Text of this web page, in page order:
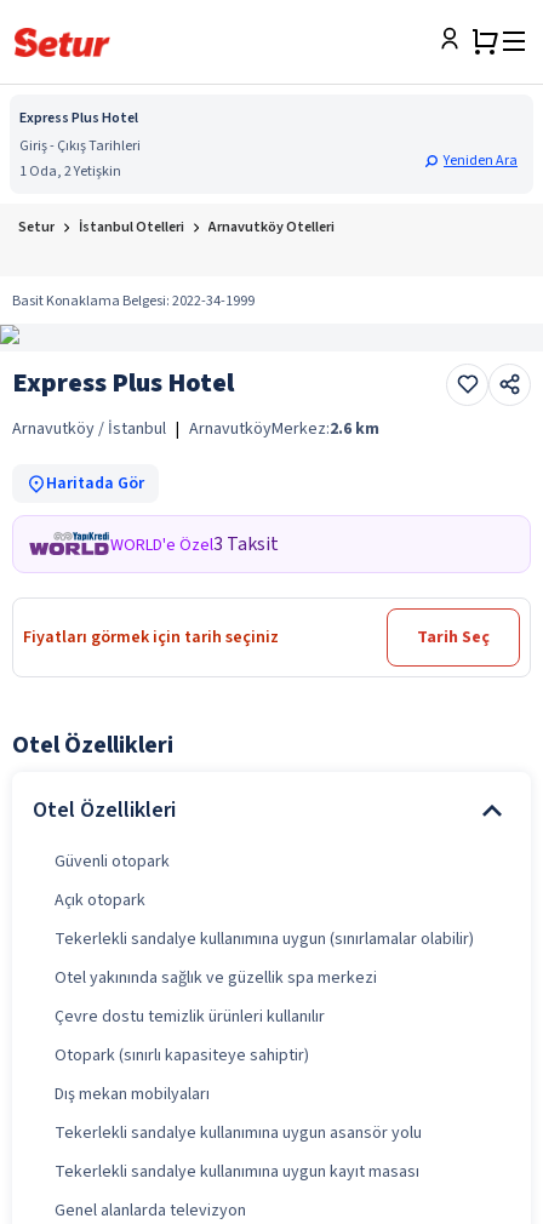
Express Plus Hotel
Giriş - Çıkış Tarihleri
1 Oda, 2 Yetişkin
Yeniden Ara
Setur İstanbul Otelleri Arnavutköy Otelleri
Basit Konaklama Belgesi:2022-34-1999
Express Plus Hotel
Arnavutköy / İstanbul | ArnavutköyMerkez:2.6 km
Haritada Gör
WORLD'e Özel3 Taksit
Fiyatları görmek için tarih seçiniz Tarih Seç
Otel Özellikleri
Otel Özellikleri
Güvenli otopark
Açık otopark
Tekerlekli sandalye kullanımına uygun (sınırlamalar olabilir)
Otel yakınında sağlık ve güzellik spa merkezi
Çevre dostu temizlik ürünleri kullanılır
Otopark (sınırlı kapasiteye sahiptir)
Dış mekan mobilyaları
Tekerlekli sandalye kullanımına uygun asansör yolu
Tekerlekli sandalye kullanımına uygun kayıt masası
Genel alanlarda televizyon